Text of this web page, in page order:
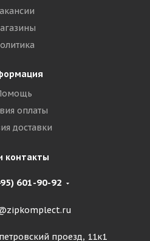
оплаты
доставки
контакты
601-90-92
проезд, 11к1